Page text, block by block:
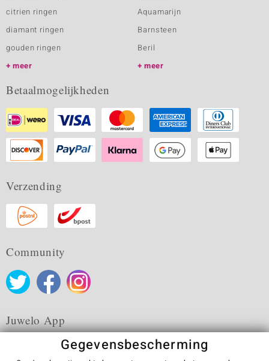
citrien ringen
diamant ringen
gouden ringen
meer
Aquamarijn
Barnsteen
Beril
meer
Betaalmogelijkheden
Verzending
Community
Juwelo App
Gegevensbescherming